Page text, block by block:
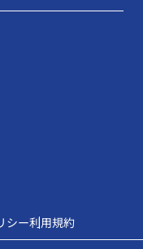
シー利用規約